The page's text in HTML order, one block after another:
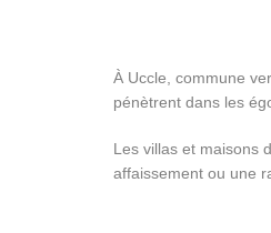
À Uccle, commune
pénètrent dans les
Les villas et maisons
affaissement ou une